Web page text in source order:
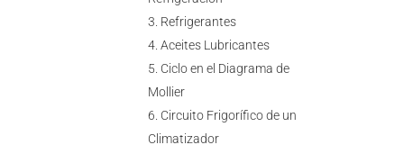
Refrigerantes
Aceites Lubricantes
Ciclo en el Diagrama de
Mollier
Circuito Frigorífico de un
Climatizador